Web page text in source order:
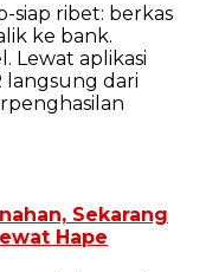
siap ribet: berkas
ke bank.
Lewat aplikasi
langsung dari
Sekarang
Hape